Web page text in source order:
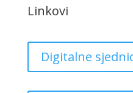
Linkovi
Digitalne